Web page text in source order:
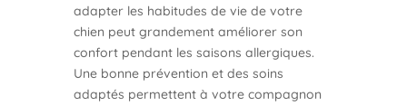
adapter les habitudes de vie de votre
chien peut grandement améliorer son
confort pendant les saisons allergiques.
Une bonne prévention et des soins
adaptés permettent à votre compagnon